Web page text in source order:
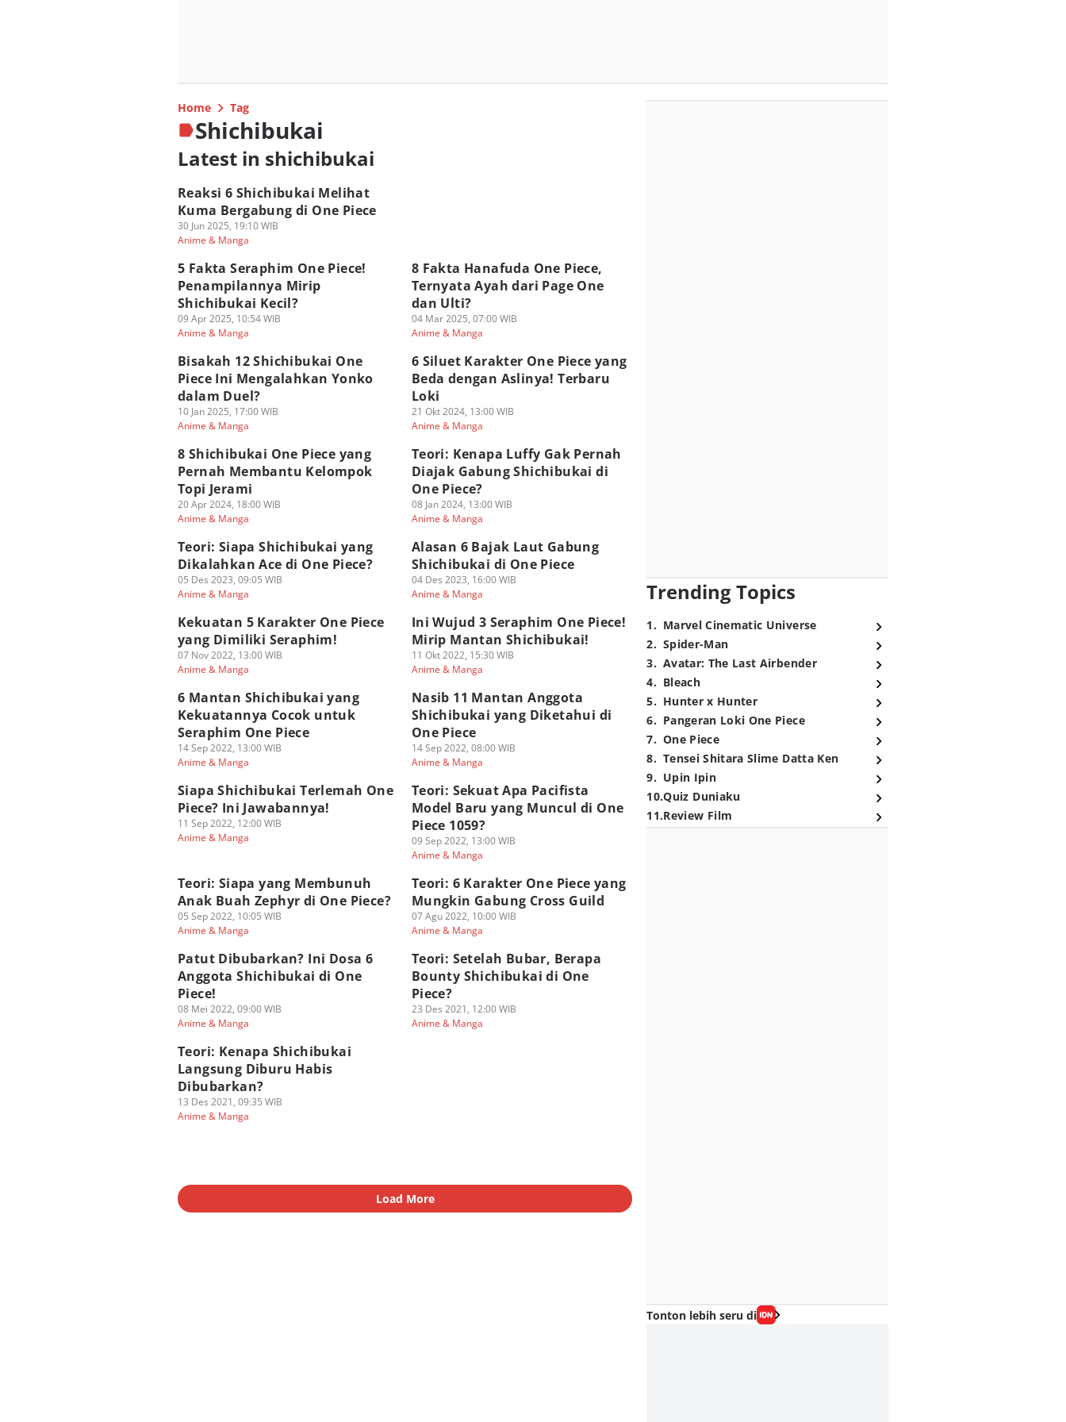
Home Tag
Shichibukai
Latest in shichibukai
Reaksi 6 Shichibukai Melihat
Kuma Bergabung di One Piece
30 Jun 2025, 19:10 WIB
Anime & Manga
5 Fakta Seraphim One Piece!
Penampilannya Mirip
Shichibukai Kecil?
09 Apr 2025, 10:54 WIB
Anime & Manga
8 Fakta Hanafuda One Piece,
Ternyata Ayah dari Page One
dan Ulti?
04 Mar 2025, 07:00 WIB
Anime & Manga
Bisakah 12 Shichibukai One
Piece Ini Mengalahkan Yonko
dalam Duel?
10 Jan 2025, 17:00 WIB
Anime & Manga
6 Siluet Karakter One Piece yang
Beda dengan Aslinya! Terbaru
Loki
21 Okt 2024, 13:00 WIB
Anime & Manga
8 Shichibukai One Piece yang
Pernah Membantu Kelompok
Topi Jerami
20 Apr 2024, 18:00 WIB
Anime & Manga
Teori: Kenapa Luffy Gak Pernah
Diajak Gabung Shichibukai di
One Piece?
08 Jan 2024, 13:00 WIB
Anime & Manga
Teori: Siapa Shichibukai yang
Dikalahkan Ace di One Piece?
05 Des 2023, 09:05 WIB
Anime & Manga
Alasan 6 Bajak Laut Gabung
Shichibukai di One Piece
04 Des 2023, 16:00 WIB
Anime & Manga
Kekuatan 5 Karakter One Piece
yang Dimiliki Seraphim!
07 Nov 2022, 13:00 WIB
Anime & Manga
Ini Wujud 3 Seraphim One Piece!
Mirip Mantan Shichibukai!
11 Okt 2022, 15:30 WIB
Anime & Manga
6 Mantan Shichibukai yang
Kekuatannya Cocok untuk
Seraphim One Piece
14 Sep 2022, 13:00 WIB
Anime & Manga
Nasib 11 Mantan Anggota
Shichibukai yang Diketahui di
One Piece
14 Sep 2022, 08:00 WIB
Anime & Manga
Siapa Shichibukai Terlemah One
Piece? Ini Jawabannya!
11 Sep 2022, 12:00 WIB
Anime & Manga
Teori: Sekuat Apa Pacifista
Model Baru yang Muncul di One
Piece 1059?
09 Sep 2022, 13:00 WIB
Anime & Manga
Teori: Siapa yang Membunuh
Anak Buah Zephyr di One Piece?
05 Sep 2022, 10:05 WIB
Anime & Manga
Teori: 6 Karakter One Piece yang
Mungkin Gabung Cross Guild
07 Agu 2022, 10:00 WIB
Anime & Manga
Patut Dibubarkan? Ini Dosa 6
Anggota Shichibukai di One
Piece!
08 Mei 2022, 09:00 WIB
Anime & Manga
Teori: Setelah Bubar, Berapa
Bounty Shichibukai di One
Piece?
23 Des 2021, 12:00 WIB
Anime & Manga
Teori: Kenapa Shichibukai
Langsung Diburu Habis
Dibubarkan?
13 Des 2021, 09:35 WIB
Anime & Manga
Load More
Trending Topics
1. Marvel Cinematic Universe
2. Spider-Man
3. Avatar: The Last Airbender
4. Bleach
5. Hunter x Hunter
6. Pangeran Loki One Piece
7. One Piece
8. Tensei Shitara Slime Datta Ken
9. Upin Ipin
10.Quiz Duniaku
11.Review Film
Tonton lebih seru di